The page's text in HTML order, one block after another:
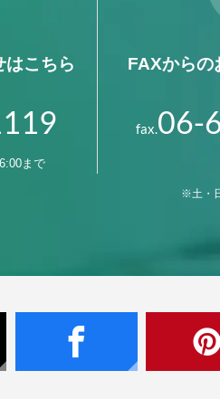
はこちら
まで
FAXからの
fax.06-
※土・